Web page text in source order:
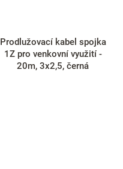
Prodlužovací kabel spojka
1Z pro venkovní využití -
20m, 3x2,5, černá